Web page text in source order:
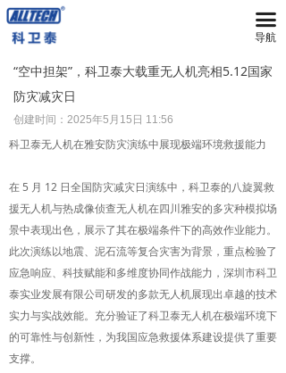
导航
끀
首页
넸多旋翼无人机
넸 复合翼无人机
넸 系留无人机平台
智能无人机机场
넸 无人机反制平台
넸 无人机远程指挥管控平台
넸 无人机集群技术
“空中担架”，科卫泰大载重无人机亮相5.12国家
防灾减灾日
创建时间： 2025年5月15日 11:56
科卫泰无人机在雅安防灾演练中展现极端环境救援能力
在 5 月 12 日全国防灾减灾日演练中，科卫泰的八旋翼救
援无人机与热成像侦查无人机在四川雅安的多灾种模拟场
景中表现出色，展示了其在极端条件下的高效作业能力。
此次演练以地震、泥石流等复合灾害为背景，重点检验了
应急响应、科技赋能和多维度协同作战能力，深圳市科卫
泰实业发展有限公司研发的多款无人机展现出卓越的技术
实力与实战效能。充分验证了科卫泰无人机在极端环境下
的可靠性与创新性，为我国应急救援体系建设提供了重要
支撑。